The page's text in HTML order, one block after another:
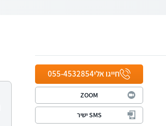
חייגו אלי055-4532854
ZOOM
SMS ישיר